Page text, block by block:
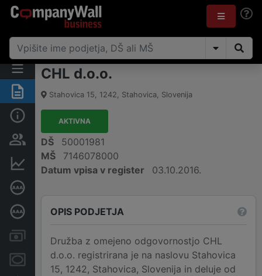
Povzetek
Odgovorne osebe in lastništvo
Poglobljena bonitetna ocena
Računi in blokade
Zastavne pravice
CHL d.o.o.
Stahovica 15, 1242, Stahovica, Slovenija
AKTIVNA
DŠ
50001981
MŠ
7146078000
Datum vpisa v register
03.10.2016.
OPIS PODJETJA
Družba z omejeno odgovornostjo CHL
d.o.o. registrirana je na naslovu Stahovica
15, 1242, Stahovica, Slovenija in deluje od